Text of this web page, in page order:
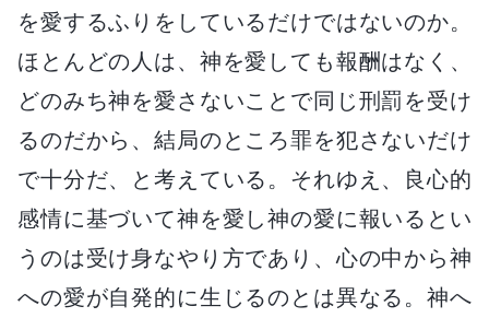
を愛するふりをしているだけではないのか。
ほとんどの人は、神を愛しても報酬はなく、
どのみち神を愛さないことで同じ刑罰を受け
るのだから、結局のところ罪を犯さないだけ
で十分だ、と考えている。それゆえ、良心的
感情に基づいて神を愛し神の愛に報いるとい
うのは受け身なやり方であり、心の中から神
への愛が自発的に生じるのとは異なる。神へ